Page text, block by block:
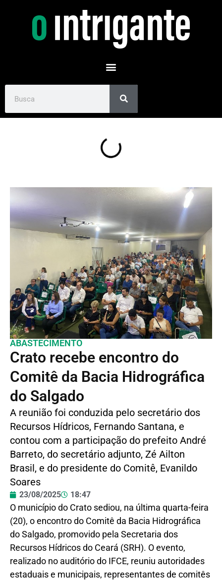
ABASTECIMENTO
Crato recebe encontro do
Comitê da Bacia Hidrográfica
do Salgado
A reunião foi conduzida pelo secretário dos
Recursos Hídricos, Fernando Santana, e
contou com a participação do prefeito André
Barreto, do secretário adjunto, Zé Ailton
Brasil, e do presidente do Comitê, Evanildo
Soares
23/08/2025 18:47
O município do Crato sediou, na última quarta-feira
(20), o encontro do Comitê da Bacia Hidrográfica
do Salgado, promovido pela Secretaria dos
Recursos Hídricos do Ceará (SRH). O evento,
realizado no auditório do IFCE, reuniu autoridades
estaduais e municipais, representantes de comitês